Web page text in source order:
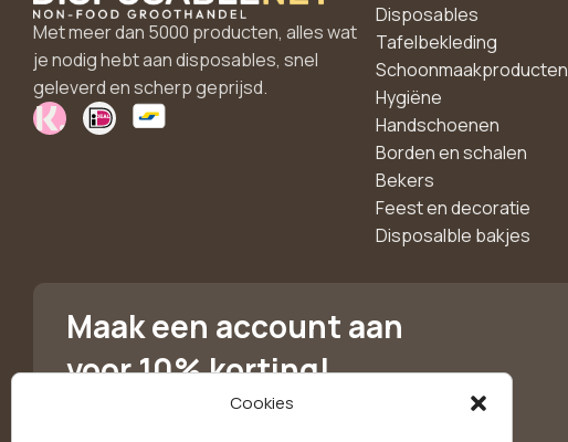
Cookies
Met meer dan 5000 producten, alles wat
je nodig hebt aan disposables, snel
geleverd en scherp geprijsd.
Disposables
Tafelbekleding
Schoonmaakproducten
Hygiëne
Handschoenen
Borden en schalen
Bekers
Feest en decoratie
Disposalble bakjes
Maak een account aan
voor 10% korting!
Blijf als eerste op de hoogte van exclusieve